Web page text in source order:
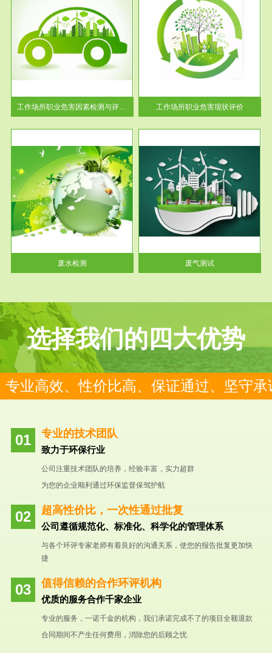
工作场所职业危害因素检测与评价...
服务范围
工作场所职业危害现状评价
【现状评价意义】：具体因素---
-通过质谱分析等多种手段明确
工作场...
工作场所职业危害现状评价
废水检测
服务范围
废气测试
检测范围工业废气检测包括有机
废气和无机废气。有机废气主要
包括...
废气测试
选择我们的四大优势
专业高效、性价比高、保证通过、坚守承
专业的技术团队
致力于环保行业
公司注重技术团队的培养，经验丰富，实力超群
为您的企业顺利通过环保监督保驾护航
超高性价比，一次性通过批复
公司遵循规范化、标准化、科学化的管理体系
与各个环评专家老师有着良好的沟通关系，使您的报告批复更加快
捷
值得信赖的合作环评机构
优质的服务合作千家企业
专业的服务，一诺千金的机构，我们承诺完成不了的项目全额退款
合同期间不产生任何费用，消除您的后顾之忧